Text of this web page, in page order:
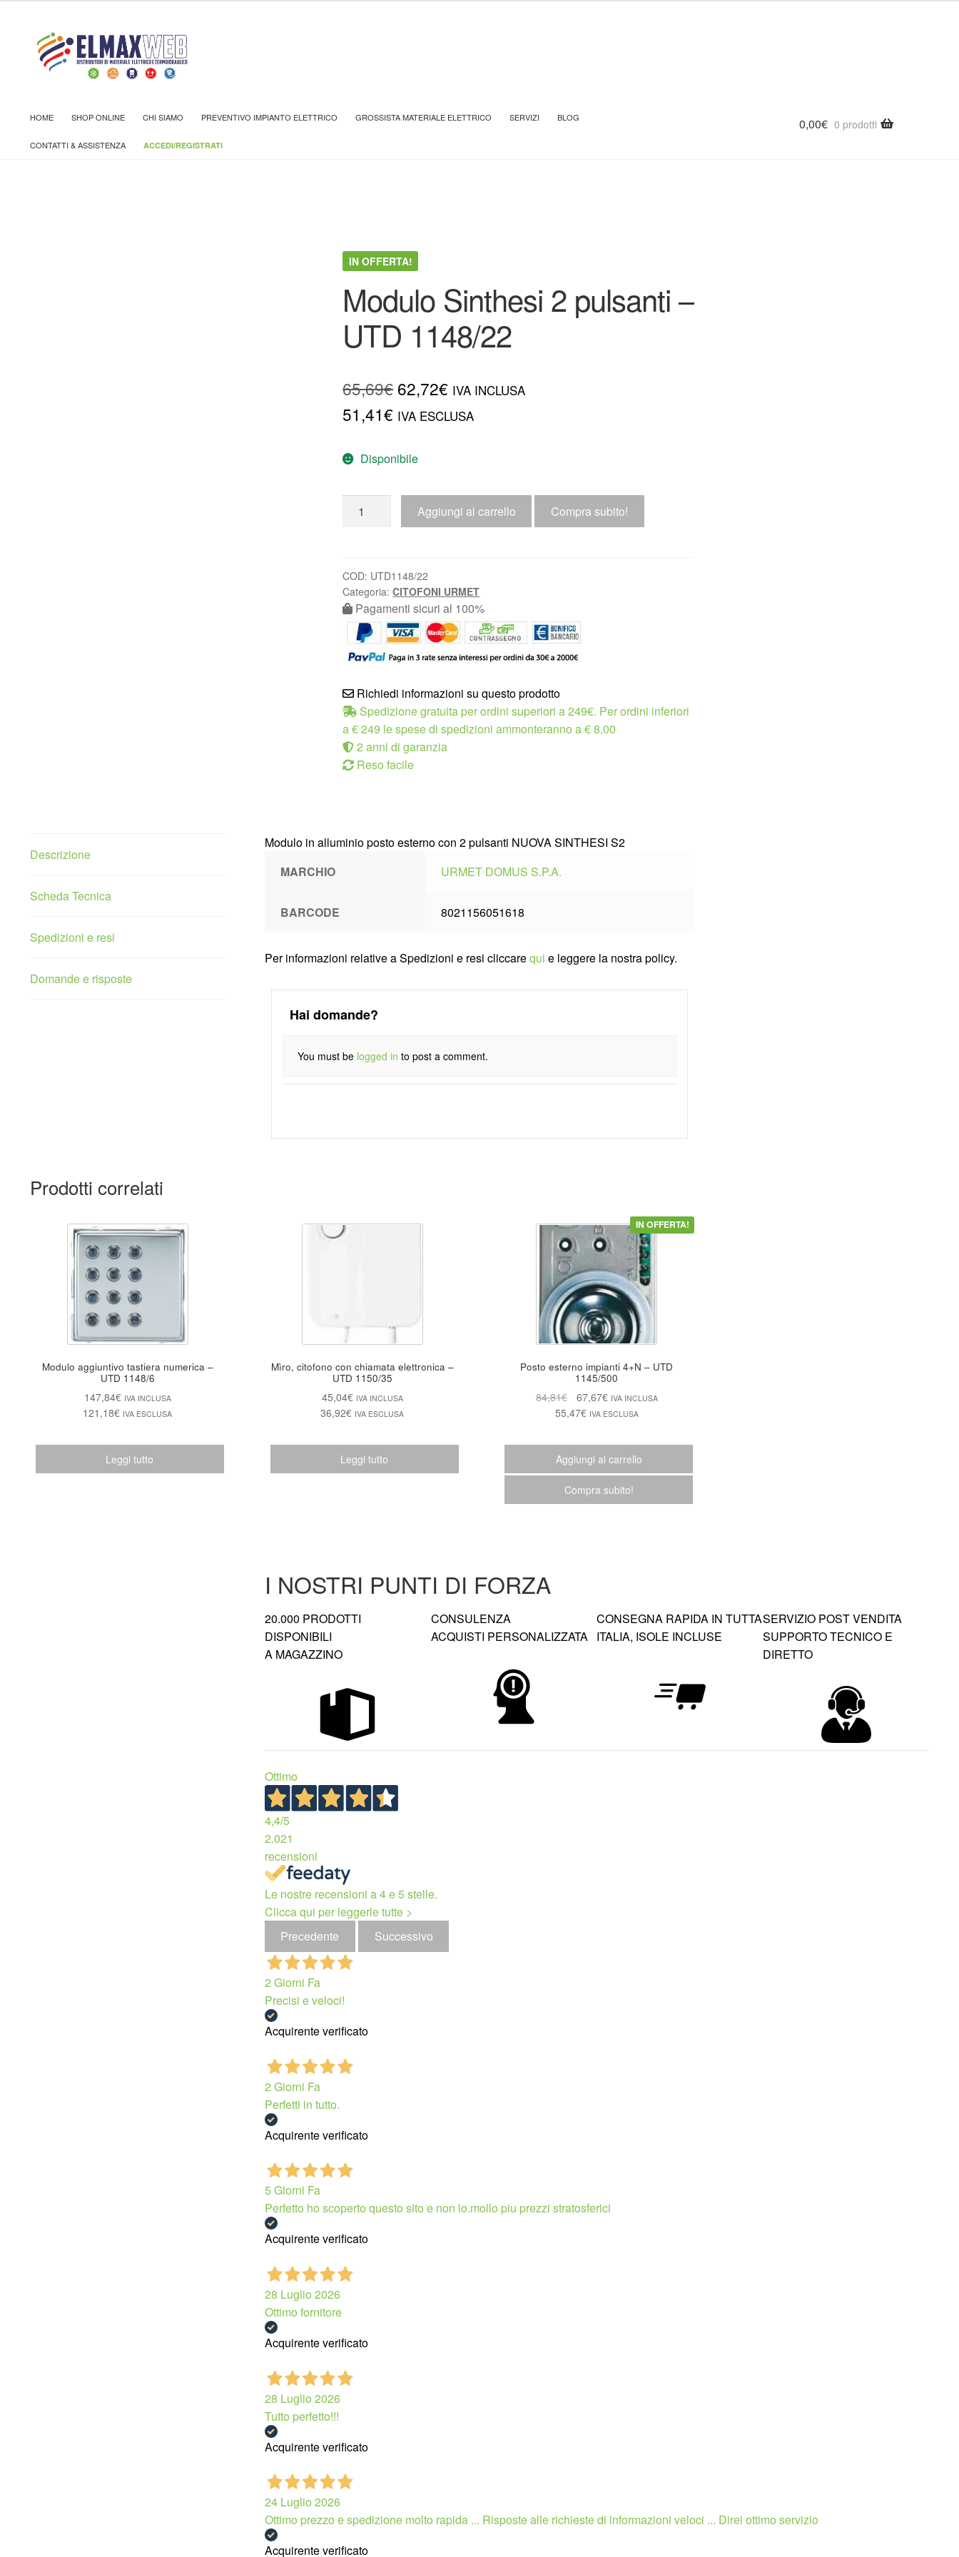
HOME SHOP ONLINE CHI SIAMO PREVENTIVO IMPIANTO ELETTRICO GROSSISTA MATERIALE ELETTRICO SERVIZI BLOG
CONTATTI & ASSISTENZA ACCEDI/REGISTRATI
0,00€ 0 prodotti
Home Shop CITOFONI E VIDEOCITOFONI
IN OFFERTA!
Modulo Sinthesi 2 pulsanti –
UTD 1148/22
65,69€ 62,72€ IVA INCLUSA
51,41€ IVA ESCLUSA
Disponibile
Aggiungi al carrello Compra subito!
COD: UTD1148/22
Categoria:CITOFONI URMET
Pagamenti sicuri al 100%
Richiedi informazioni su questo prodotto
Spedizione gratuita per ordini superiori a 249€. Per ordini inferiori
a € 249 le spese di spedizioni ammonteranno a € 8,00
2 anni di garanzia
Reso facile
Descrizione
Scheda Tecnica
Spedizioni e resi
Domande e risposte
Modulo in alluminio posto esterno con 2 pulsanti NUOVA SINTHESI S2
MARCHIO
URMET DOMUS S.P.A.
BARCODE 8021156051618
Per informazioni relative a Spedizioni e resi cliccarequi e leggere la nostra policy.
Hai domande?
You must be logged in to post a comment.
Prodotti correlati
Modulo aggiuntivo tastiera numerica –
UTD 1148/6
147,84€ IVA INCLUSA
121,18€ IVA ESCLUSA
Leggi tutto
Mìro, citofono con chiamata elettronica –
UTD 1150/35
45,04€ IVA INCLUSA
36,92€ IVA ESCLUSA
Leggi tutto
Posto esterno impianti 4+N – UTD
1145/500
IN OFFERTA!
84,81€ 67,67€ IVA INCLUSA
55,47€ IVA ESCLUSA
Aggiungi al carrello
Compra subito!
I NOSTRI PUNTI DI FORZA
20.000 PRODOTTI
DISPONIBILI
A MAGAZZINO
CONSULENZA
ACQUISTI PERSONALIZZATA
CONSEGNA RAPIDA IN TUTTA
ITALIA, ISOLE INCLUSE
SERVIZIO POST VENDITA
SUPPORTO TECNICO E
DIRETTO
Ottimo
4,4/5
2.021
recensioni
Le nostre recensioni a 4 e 5 stelle.
Clicca qui per leggerle tutte >
Precedente
Successivo
2 Giorni Fa
Precisi e veloci!
Acquirente verificato
2 Giorni Fa
Perfetti in tutto.
Acquirente verificato
5 Giorni Fa
Perfetto ho scoperto questo sito e non lo.mollo piu prezzi stratosferici
Acquirente verificato
28 Luglio 2026
Ottimo fornitore
Acquirente verificato
28 Luglio 2026
Tutto perfetto!!!
Acquirente verificato
24 Luglio 2026
Ottimo prezzo e spedizione molto rapida ... Risposte alle richieste di informazioni veloci ... Direi ottimo servizio
Acquirente verificato